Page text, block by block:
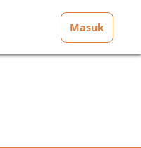
Masuk